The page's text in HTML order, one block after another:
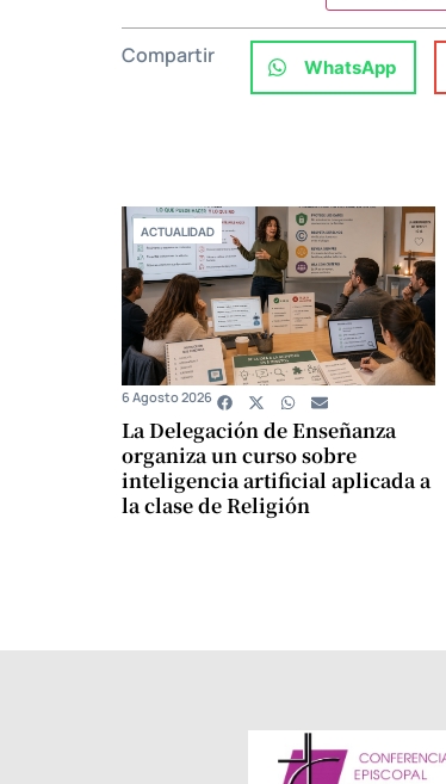
Compartir WhatsApp
ACTUALIDAD
La Delegación de Enseñanza
organiza un curso sobre
inteligencia artificial aplicada a
la clase de Religión
6 Agosto 2026